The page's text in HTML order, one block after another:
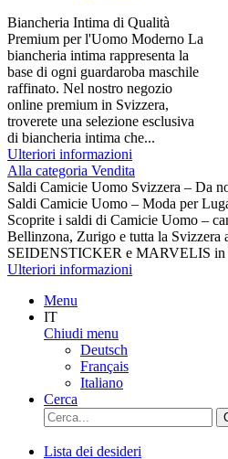
Biancheria Intima di Qualità
Premium per l'Uomo Moderno La
biancheria intima rappresenta la
base di ogni guardaroba maschile
raffinato. Nel nostro negozio
online premium in Svizzera,
troverete una selezione esclusiva
di biancheria intima che...
Ulteriori informazioni
Alla categoria Vendita
Saldi Camicie Uomo Svizzera – Da
Saldi Camicie Uomo – Moda per
Scoprite i saldi di Camicie Uomo –
Bellinzona, Zurigo e tutta la
SEIDENSTICKER e MARVELIS in
Ulteriori informazioni
Menu
IT
Chiudi menu
Deutsch
Français
Italiano
Cerca
Lista dei desideri